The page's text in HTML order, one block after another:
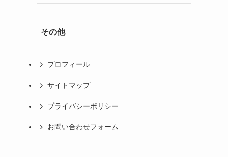
その他
プロフィール
サイトマップ
プライバシーポリシー
お問い合わせフォーム